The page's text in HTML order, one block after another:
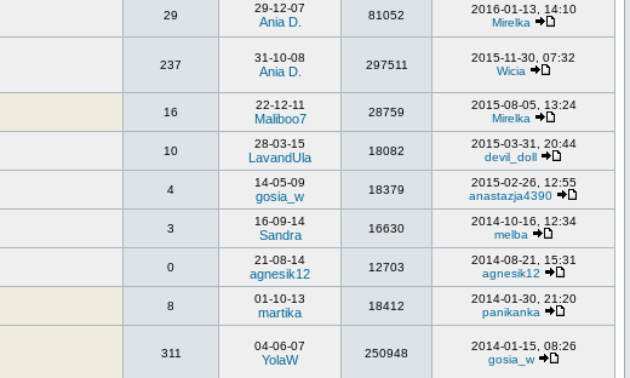
29
29-12-07
Ania D. 81052
2016-01-13, 14:10
Mirelka
237
31-10-08
Ania D. 297511
2015-11-30, 07:32
Wicia
16
22-12-11
Maliboo7 28759
2015-08-05, 13:24
Mirelka
10
28-03-15
LavandUla 18082
2015-03-31, 20:44
devil_doll
4
14-05-09
gosia_w 18379
2015-02-26, 12:55
anastazja4390
3
16-09-14
Sandra 16630
2014-10-16, 12:34
melba
0
21-08-14
agnesik12 12703
2014-08-21, 15:31
agnesik12
8
01-10-13
martika 18412
2014-01-30, 21:20
panikanka
311
04-06-07
YolaW 250948
2014-01-15, 08:26
gosia_w